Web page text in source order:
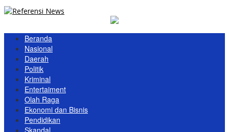
Beranda
Nasional
Daerah
Politik
Kriminal
Entertaiment
Olah Raga
Ekonomi dan Bisnis
Pendidikan